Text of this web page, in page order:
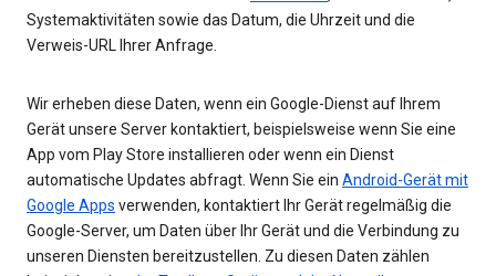
Systemaktivitäten sowie das Datum, die Uhrzeit und die
Verweis-URL Ihrer Anfrage.
Wir erheben diese Daten, wenn ein Google-Dienst auf Ihrem
Gerät unsere Server kontaktiert, beispielsweise wenn Sie eine
App vom Play Store installieren oder wenn ein Dienst
automatische Updates abfragt. Wenn Sie ein Android-Gerät mit
Google Apps verwenden, kontaktiert Ihr Gerät regelmäßig die
Google-Server, um Daten über Ihr Gerät und die Verbindung zu
unseren Diensten bereitzustellen. Zu diesen Daten zählen